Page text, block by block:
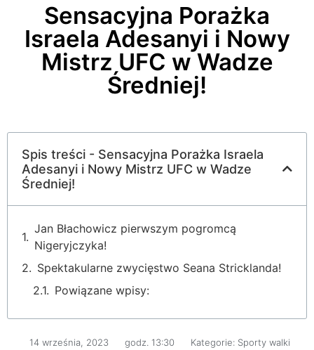
Sensacyjna Porażka
Israela Adesanyi i Nowy
Mistrz UFC w Wadze
Średniej!
Spis treści - Sensacyjna Porażka Israela
Adesanyi i Nowy Mistrz UFC w Wadze
Średniej!
Jan Błachowicz pierwszym pogromcą
Nigeryjczyka!
Spektakularne zwycięstwo Seana Stricklanda!
Powiązane wpisy:
14 września, 2023 godz. 13:30 Kategorie: Sporty walki